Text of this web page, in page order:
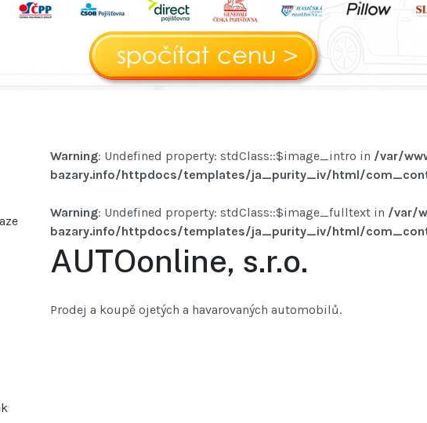
Warning: Undefined property: stdClass::$image_intro in /var/
bazary.info/httpdocs/templates/ja_purity_iv/html/
Warning: Undefined property: stdClass::$image_fulltext in /var/
bazary.info/httpdocs/templates/ja_purity_iv/html/
AUTOonline, s.r.o.
Prodej a koupě ojetých a havarovaných automobilů.